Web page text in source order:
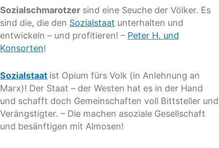
Sozialschmarotzer sind eine Seuche der Völker. Es
sind die, die den Sozialstaat unterhalten und
entwickeln – und profitieren! – Peter H. und
Konsorten!
Sozialstaat ist Opium fürs Volk (in Anlehnung an
Marx)! Der Staat – der Westen hat es in der Hand
und schafft doch Gemeinschaften voll Bittsteller und
Verängstigter. – Die machen asoziale Gesellschaft
und besänftigen mit Almosen!